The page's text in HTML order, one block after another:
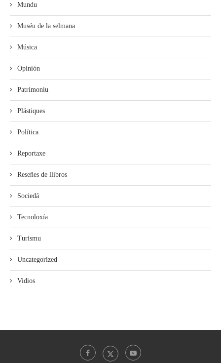
Mundu
Muséu de la selmana
Música
Opinión
Patrimoniu
Plástiques
Política
Reportaxe
Reseñes de llibros
Sociedá
Tecnoloxía
Turismu
Uncategorized
Vidios